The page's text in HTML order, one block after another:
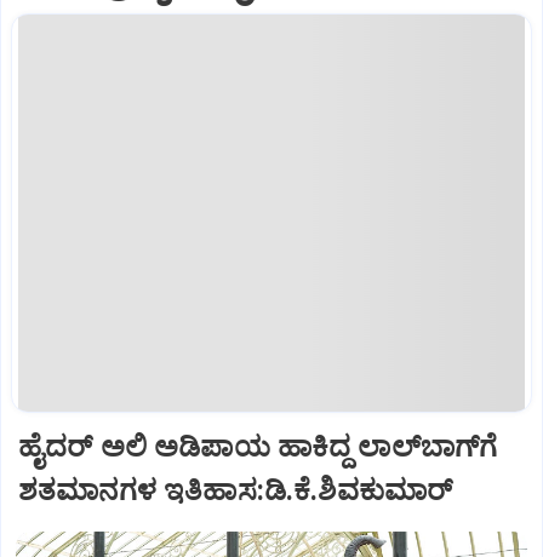
ಹೈದರ್ ಅಲಿ ಅಡಿಪಾಯ ಹಾಕಿದ್ದ ಲಾಲ್‌ಬಾಗ್‌ಗೆ
ಶತಮಾನಗಳ ಇತಿಹಾಸ:ಡಿ.ಕೆ.ಶಿವಕುಮಾರ್